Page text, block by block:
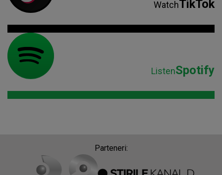
WatchTikTok
ListenSpotify
Parteneri: